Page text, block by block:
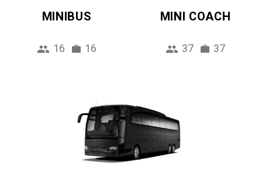
MINIBUS
16 16
MINI COACH
37 37